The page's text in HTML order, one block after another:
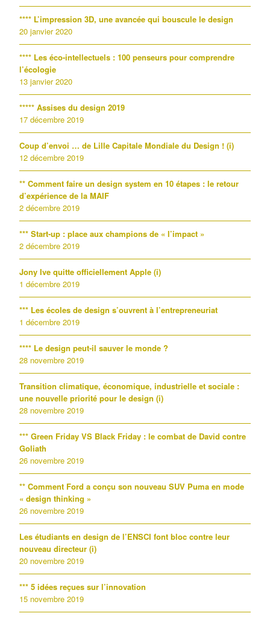
**** L’impression 3D, une avancée qui bouscule le design
20 janvier 2020
**** Les éco-intellectuels : 100 penseurs pour comprendre
l’écologie
13 janvier 2020
***** Assises du design 2019
17 décembre 2019
Coup d’envoi … de Lille Capitale Mondiale du Design ! (i)
12 décembre 2019
** Comment faire un design system en 10 étapes : le retour
d’expérience de la MAIF
2 décembre 2019
*** Start-up : place aux champions de « l’impact »
2 décembre 2019
Jony Ive quitte officiellement Apple (i)
1 décembre 2019
*** Les écoles de design s’ouvrent à l’entrepreneuriat
1 décembre 2019
**** Le design peut-il sauver le monde ?
28 novembre 2019
Transition climatique, économique, industrielle et sociale :
une nouvelle priorité pour le design (i)
28 novembre 2019
*** Green Friday VS Black Friday : le combat de David contre
Goliath
26 novembre 2019
** Comment Ford a conçu son nouveau SUV Puma en mode
« design thinking »
26 novembre 2019
Les étudiants en design de l’ENSCI font bloc contre leur
nouveau directeur (i)
20 novembre 2019
*** 5 idées reçues sur l’innovation
15 novembre 2019